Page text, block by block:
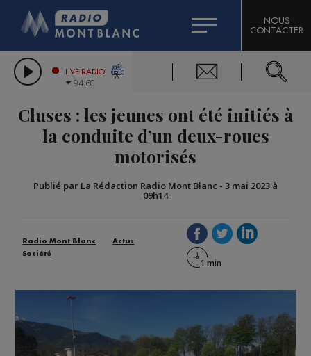
LES CHRONIQUES DE L'EXPERT
CITIZEN MACHINERY
GRAND MASSIF DOMAINES SKIABLES
BIGARD
COMPAGNIE DU MONT-BLANC
NOUS
CONTACTER
LIVE RADIO
94.60
Cluses : les jeunes ont été initiés à
la conduite d’un deux-roues
motorisés
Publié par La Rédaction Radio Mont Blanc - 3 mai 2023 à
09h14
Radio Mont Blanc
Actus
Société